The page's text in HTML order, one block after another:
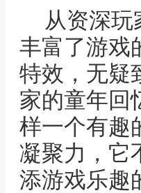
从资深
丰富了游戏
特效，无疑
家的童年回
样一个有趣
凝聚力，它
添游戏乐趣